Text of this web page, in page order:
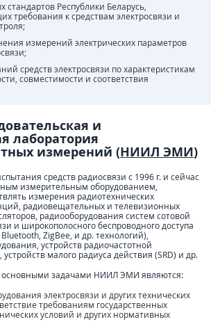
стандартов Республики Беларусь,
требования к средствам электросвязи и
измерений электрических параметров
средств электросвязи по характеристикам
совместимости и соответствия
и
лаборатория
измерений (НИИЛ ЭМИ)
средств радиосвязи с 1996 г. и сейчас
измерительным оборудованием,
измерения радиотехнических
радиовещательных и телевизионных
радиооборудования систем сотовой
и широкополосного беспроводного доступа
Bluetooth, ZigBee, и др. технологий),
устройств радиочастотной
малого радиуса действия (SRD) и др.
задачами НИИЛ ЭМИ являются:
электросвязи и других технических
требованиям государственных
условий и других нормативных